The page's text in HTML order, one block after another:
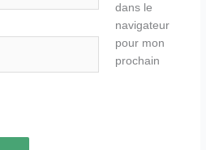
dans le
navigateur
pour mon
prochain